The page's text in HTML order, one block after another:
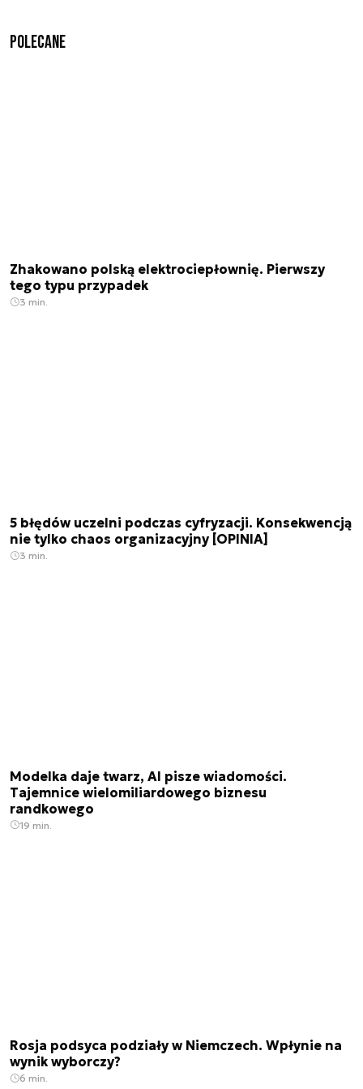
Polecane
Zhakowano polską elektrociepłownię. Pierwszy
tego typu przypadek
3 min.
5 błędów uczelni podczas cyfryzacji. Konsekwencją
nie tylko chaos organizacyjny [OPINIA]
3 min.
Modelka daje twarz, AI pisze wiadomości.
Tajemnice wielomiliardowego biznesu
randkowego
19 min.
Rosja podsyca podziały w Niemczech. Wpłynie na
wynik wyborczy?
6 min.